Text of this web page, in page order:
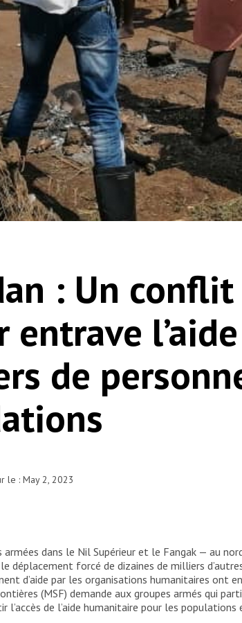
: Un
entrave
de
le : May 2, 2023
dans le Nil Supérieur et le Fangak — au
déplacement forcé de dizaines de milliers
d’aide par les organisations humanitaires ont
(MSF) demande aux groupes armés qui
l’accès de l’aide humanitaire pour les populations